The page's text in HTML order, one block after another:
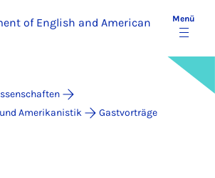
of English and American
Menü
Amerikanistik
Gastvorträge